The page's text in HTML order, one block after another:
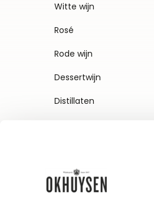
Witte wijn
Rosé
Rode wijn
Dessertwijn
Distillaten